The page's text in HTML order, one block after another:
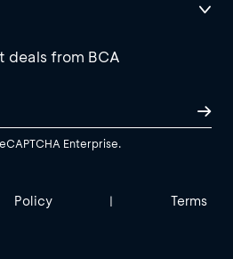
deals from BCA
Enterprise.
Policy | Terms